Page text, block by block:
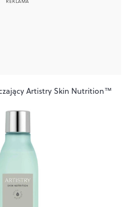
Artistry Skin Nutrition™